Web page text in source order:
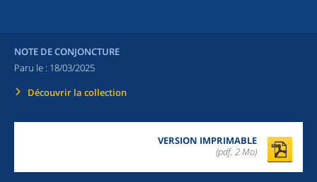
NOTE DE CONJONCTURE
Paru le : 18/03/2025
Découvrir la collection
VERSION IMPRIMABLE
(pdf, 2 Mo)